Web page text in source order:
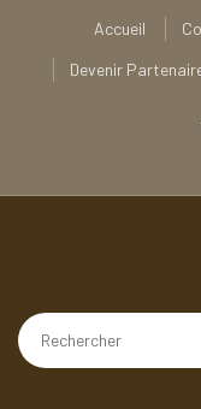
Accueil
Devenir